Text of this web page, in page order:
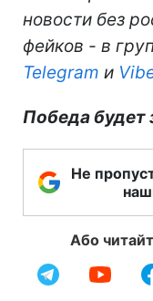
новости без
фейков - в
Telegram и
Победа будет
Не
Або